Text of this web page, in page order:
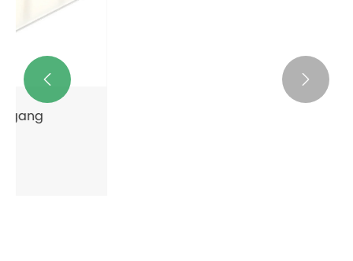
Kotak Penyimpanan Pengedaran
 